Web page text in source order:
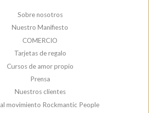
Sobre nosotros
Nuestro Manifiesto
COMERCIO
Tarjetas de regalo
Cursos de amor propio
Prensa
Nuestros clientes
movimiento Rockmantic People